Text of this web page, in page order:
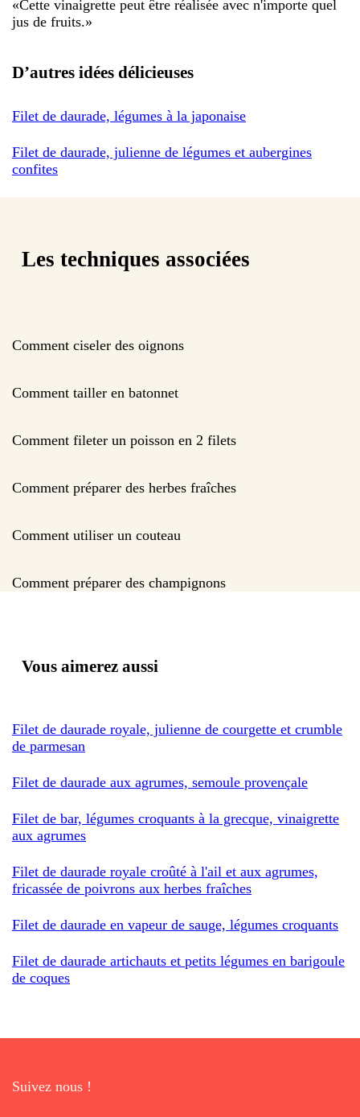
«Cette vinaigrette peut être réalisée avec n'importe quel
jus de fruits.»
D’autres idées délicieuses
Filet de daurade, légumes à la japonaise
Filet de daurade, julienne de légumes et aubergines
confites
Les techniques associées
Comment ciseler des oignons
Comment tailler en batonnet
Comment fileter un poisson en 2 filets
Comment préparer des herbes fraîches
Comment utiliser un couteau
Comment préparer des champignons
Vous aimerez aussi
Filet de daurade royale, julienne de courgette et crumble
de parmesan
Filet de daurade aux agrumes, semoule provençale
Filet de bar, légumes croquants à la grecque, vinaigrette
aux agrumes
Filet de daurade royale croûté à l'ail et aux agrumes,
fricassée de poivrons aux herbes fraîches
Filet de daurade en vapeur de sauge, légumes croquants
Filet de daurade artichauts et petits légumes en barigoule
de coques
Suivez nous !